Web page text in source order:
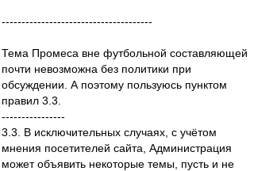
--------------------------------------
Тема Промеса вне футбольной составляющей
почти невозможна без политики при
обсуждении. А поэтому пользуюсь пунктом
правил 3.3.
----------------
3.3. В исключительных случаях, с учётом
мнения посетителей сайта, Администрация
может объявить некоторые темы, пусть и не